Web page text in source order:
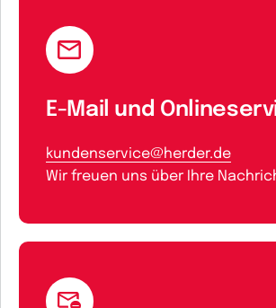
E-Mail und
kundenservice@herder.de
Wir freuen uns über Ihre